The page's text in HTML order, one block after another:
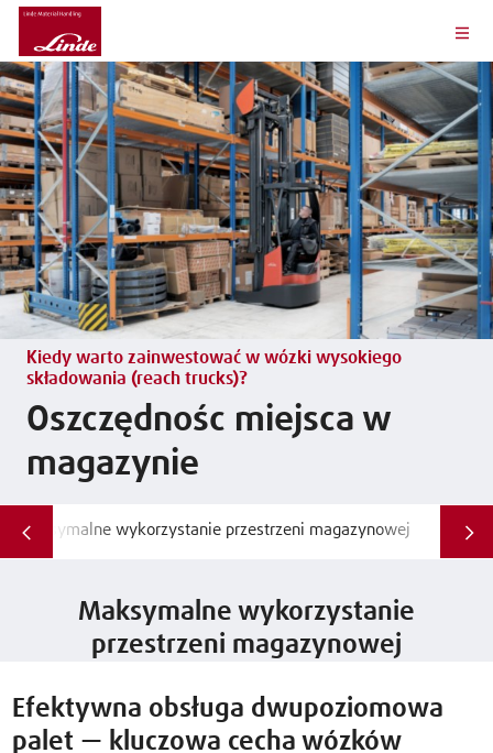
Kiedy warto zainwestować w wózki wysokiego
składowania (reach trucks)?
Oszczędnośc miejsca w
magazynie
Maksymalne wykorzystanie przestrzeni magazynowej Dla
Maksymalne wykorzystanie
przestrzeni magazynowej
Efektywna obsługa dwupoziomowa
palet — kluczowa cecha wózków